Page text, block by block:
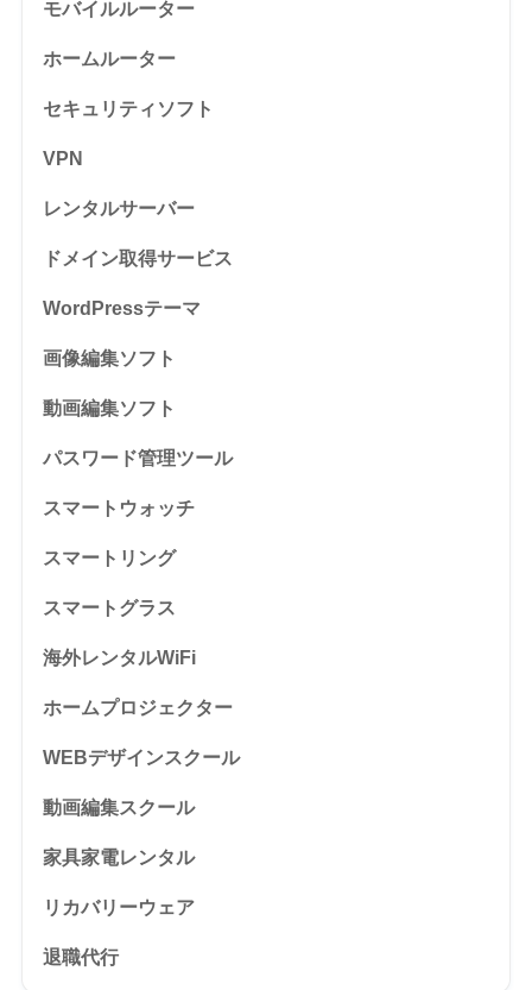
モバイルルーター
ホームルーター
セキュリティソフト
VPN
レンタルサーバー
ドメイン取得サービス
WordPressテーマ
画像編集ソフト
動画編集ソフト
パスワード管理ツール
スマートウォッチ
スマートリング
スマートグラス
海外レンタルWiFi
ホームプロジェクター
WEBデザインスクール
動画編集スクール
家具家電レンタル
リカバリーウェア
退職代行